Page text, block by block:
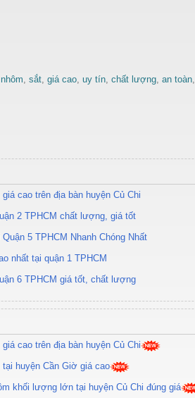
nhôm, sắt, giá cao, uy tín, chất lượng, an toàn,
cao trên địa bàn huyện Củ Chi
2 TPHCM chất lượng, giá tốt
5 TPHCM Nhanh Chóng Nhất
nhất tại quận 1 TPHCM
6 TPHCM giá tốt, chất lượng
cao trên địa bàn huyện Củ Chi
huyện Cần Giờ giá cao
khối lượng lớn tại huyện Củ Chi đúng giá